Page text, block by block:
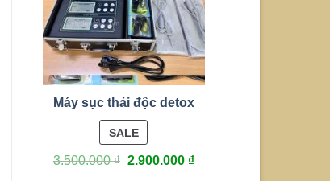
Máy sục thải độc detox
SALEPRODUCT
SALE
3.500.000₫ 2.900.000 ₫